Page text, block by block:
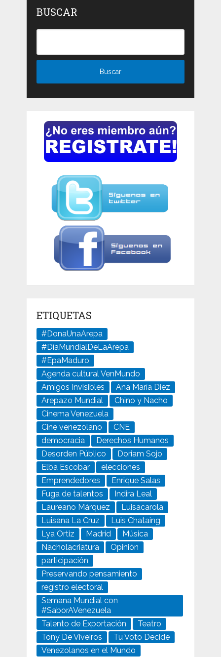
BUSCAR
ETIQUETAS
#DonaUnaArepa
#DíaMundialDeLaArepa
#EpaMaduro
Agenda cultural VenMundo
Amigos Invisibles
Ana María Diez
Arepazo Mundial
Chino y Nacho
Cinema Venezuela
Cine venezolano
CNE
democracia
Derechos Humanos
Desorden Público
Doriam Sojo
Elba Escobar
elecciones
Emprendedores
Enrique Salas
Fuga de talentos
Indira Leal
Laureano Márquez
Luisacarola
Luisana La Cruz
Luis Chataing
Lya Ortiz
Madrid
Música
Nacholacriatura
Opinión
participación
Preservando pensamiento
registro electoral
Semana Mundial con
#SaborAVenezuela
Talento de Exportación
Teatro
Tony De Viveiros
Tu Voto Decide
Venezolanos en el Mundo